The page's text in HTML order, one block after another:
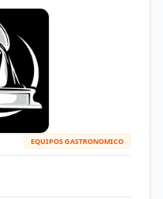
EQUIPOS GASTRONOMICO